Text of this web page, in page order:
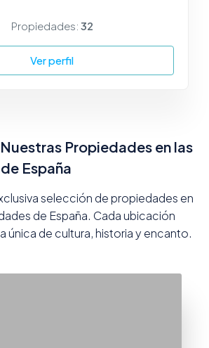
Propiedades: 32
Ver perfil
Propiedades en las
España
selección de propiedades en
de España. Cada ubicación
única de cultura, historia y encanto.